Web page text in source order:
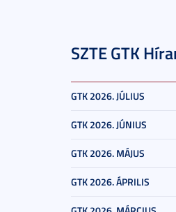
SZTE GTK
GTK 2026. JÚLIUS
GTK 2026. JÚNIUS
GTK 2026. MÁJUS
GTK 2026. ÁPRILIS